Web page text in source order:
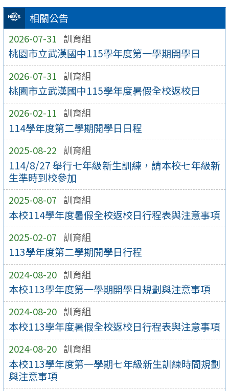
相關公告
2026-07-31 訓育組
桃園市立武漢國中115學年度第一學期開學日
2026-07-31 訓育組
桃園市立武漢國中115學年度暑假全校返校日
2026-02-11 訓育組
114學年度第二學期開學日日程
2025-08-22 訓育組
114/8/27 舉行七年級新生訓練，請本校七年級新
生準時到校參加
2025-08-07 訓育組
本校114學年度暑假全校返校日行程表與注意事項
2025-02-07 訓育組
113學年度第二學期開學日行程
2024-08-20 訓育組
本校113學年度第一學期開學日規劃與注意事項
2024-08-20 訓育組
本校113學年度暑假全校返校日行程表與注意事項
2024-08-20 訓育組
本校113學年度第一學期七年級新生訓練時間規劃
與注意事項